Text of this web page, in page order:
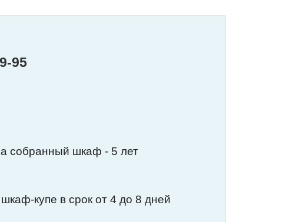
95
собранный шкаф - 5 лет
купе в срок от 4 до 8 дней